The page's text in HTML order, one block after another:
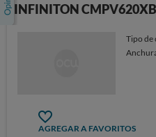
INFINITON
Tipo de
AGREGAR A FAVORITOS